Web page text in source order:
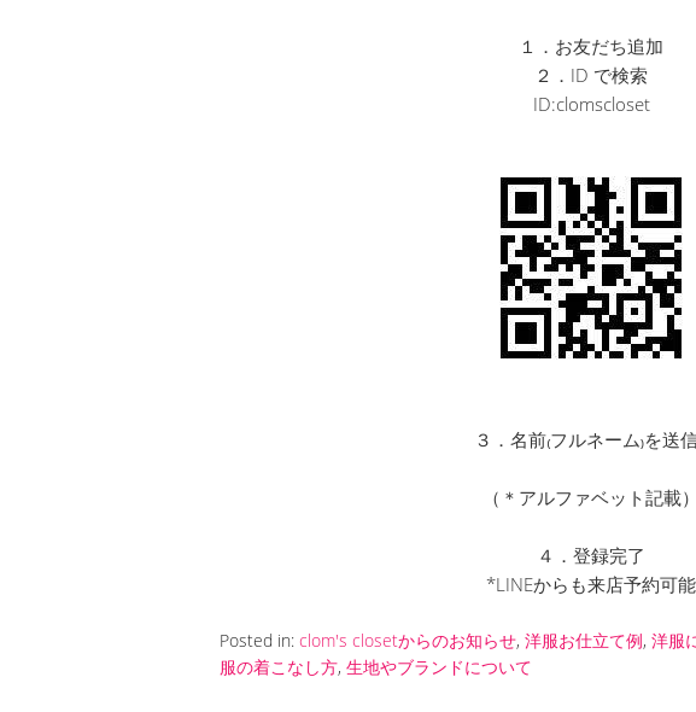
１．お友だち追加
２．ID で検索
ID:clomscloset
３．名前₍フルネーム₎を送
（＊アルファベット記載）
４．登録完了
*LINEからも来店予約可能
Posted in: clom's closetからのお知らせ, 洋服お仕立て例, 洋服
服の着こなし方, 生地やブランドについて